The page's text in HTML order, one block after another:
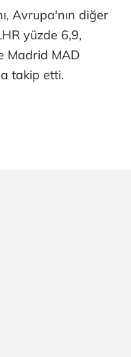
Avrupa'nın diğer
yüzde 6,9,
Madrid MAD
takip etti.